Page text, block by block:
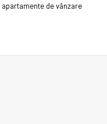
apartamente de vânzare